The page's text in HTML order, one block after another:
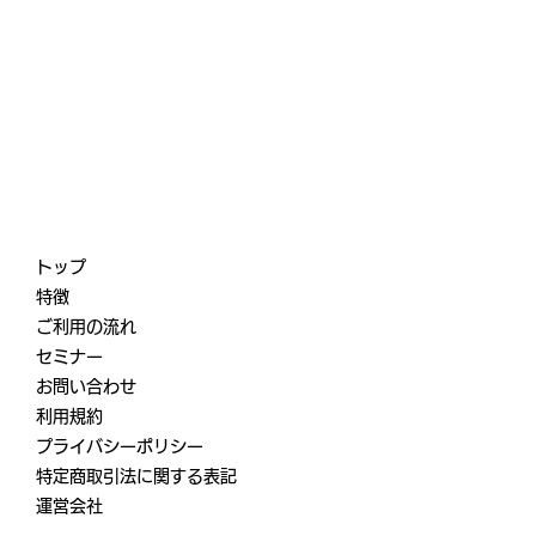
トップ
特徴
ご利用の流れ
セミナー
お問い合わせ
利用規約
プライバシーポリシー
特定商取引法に関する表記
運営会社